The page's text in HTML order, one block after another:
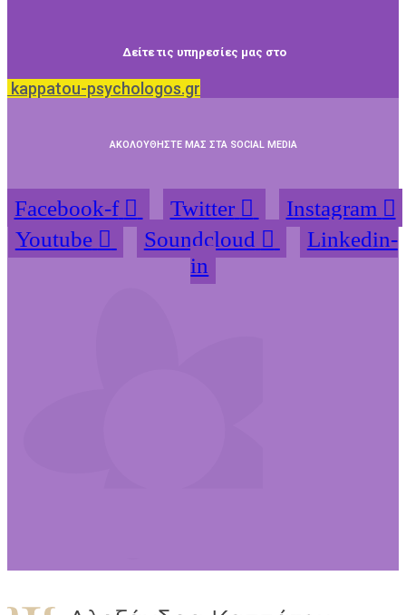
Δείτε τις υπηρεσίες μας στο
kappatou-psychologos.gr
ΑΚΟΛΟΥΘΗΣΤΕ ΜΑΣ ΣΤΑ SOCIAL MEDIA
Facebook-f Twitter
Instagram
Youtube
Soundcloud
Linkedin-
in